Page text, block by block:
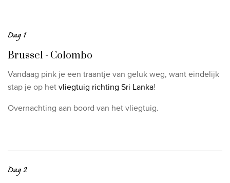
Dag 1
Brussel - Colombo
Vandaag pink je een traantje van geluk weg, want eindelijk
stap je op hetvliegtuig richting Sri Lanka!
Overnachting aan boord van het vliegtuig.
Dag 2